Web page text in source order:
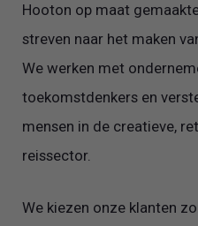
Hooton op maat
streven naar het maken
We werken met
toekomstdenkers en
mensen in de creatieve,
reissector.
We kiezen onze klanten